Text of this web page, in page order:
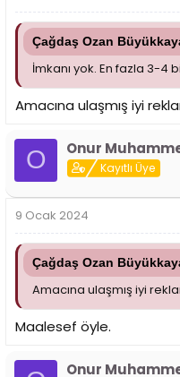
Çağdaş Ozan
İmkanı yok. En fazla 3-4
Amacına ulaşmış iyi
O Onur
Kayıtlı Üye
9 Ocak 2024
Çağdaş Ozan
Amacına ulaşmış iyi
Maalesef öyle.
Onur